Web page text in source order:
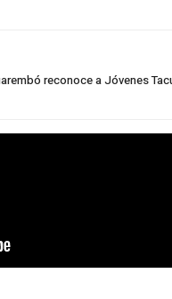
reconoce a Jóvenes